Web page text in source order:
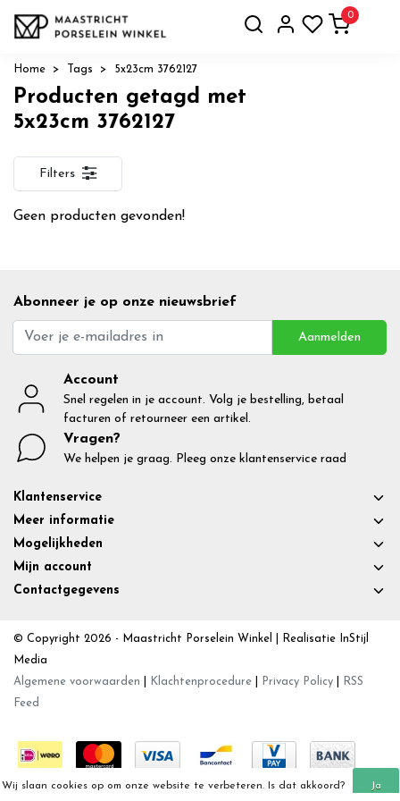
0
Home Tags 5x23cm 3762127
Producten getagd met
5x23cm 3762127
Filters
Geen producten gevonden!
Abonneer je op onze nieuwsbrief
Aanmelden
Account
Snel regelen in je account. Volg je bestelling, betaal
facturen of retourneer een artikel.
Vragen?
We helpen je graag. Pleeg onze klantenservice raad
Klantenservice
Meer informatie
Mogelijkheden
Mijn account
Contactgegevens
© Copyright 2026 - Maastricht Porselein Winkel | Realisatie InStijl
Media
Algemene voorwaarden
Klachtenprocedure Privacy Policy
RSS
Feed
Wij slaan cookies op om onze website te verbeteren. Is dat akkoord? Ja